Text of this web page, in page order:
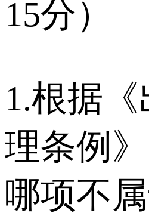
15分）
1.根据
理条例
哪项不